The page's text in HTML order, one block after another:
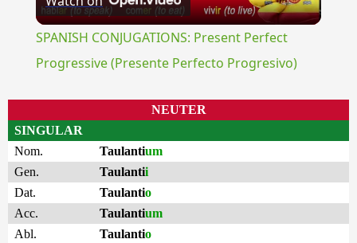
Video
SPANISH CONJUGATIONS: Present Perfect
Progressive (Presente Perfecto Progresivo)
NEUTER
SINGULAR
Nom.
Taulantium
Gen.
Taulantii
Dat.
Taulantio
Acc.
Taulantium
Abl.
Taulantio